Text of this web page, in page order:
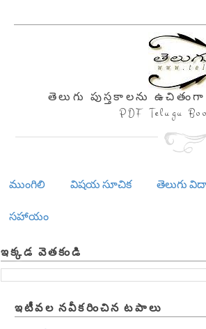
తెలుగు పుస్తకాలను
PDF Telugu
ముంగిలి విషయ సూచిక తెలుగు
సహాయం
ఇక్కడ వెతకండి
ఇటీవల నవీకరించిన టపాలు